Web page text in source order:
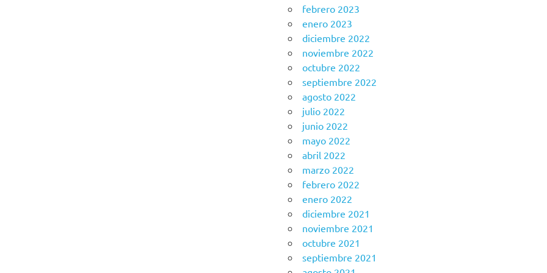
febrero 2023
enero 2023
diciembre 2022
noviembre 2022
octubre 2022
septiembre 2022
agosto 2022
julio 2022
junio 2022
mayo 2022
abril 2022
marzo 2022
febrero 2022
enero 2022
diciembre 2021
noviembre 2021
octubre 2021
septiembre 2021